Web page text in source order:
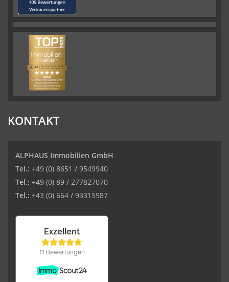
KONTAKT
ALPHAUS Immobilien GmbH
Tel.: +49 (0) 8651 / 9549940
Tel.: +49 (0) 89 / 277827070
Tel.: +43 (0) 664 / 93315987